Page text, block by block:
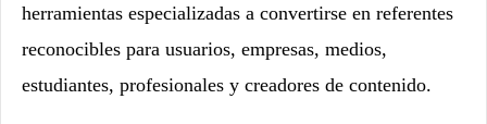
herramientas especializadas a convertirse en referentes
reconocibles para usuarios, empresas, medios,
estudiantes, profesionales y creadores de contenido.